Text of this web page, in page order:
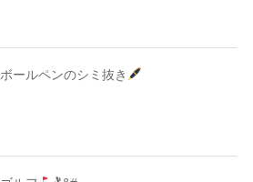
ボールペンのシミ抜き